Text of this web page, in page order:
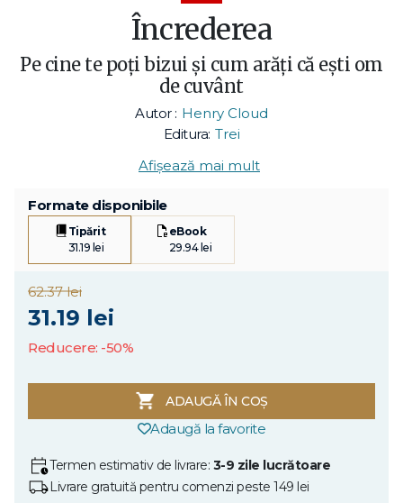
Încrederea
Pe cine te poți bizui și cum arăți că ești om
de cuvânt
Autor : Henry Cloud
Editura: Trei
Afișează mai mult
Formate disponibile
Tipărit
31.19 lei
eBook
29.94 lei
62.37 lei
31.19 lei
Reducere: -50%
ADAUGĂ ÎN COȘ
Adaugă la favorite
Termen estimativ de livrare: 3-9 zile lucrătoare
Livrare gratuită pentru comenzi peste 149 lei